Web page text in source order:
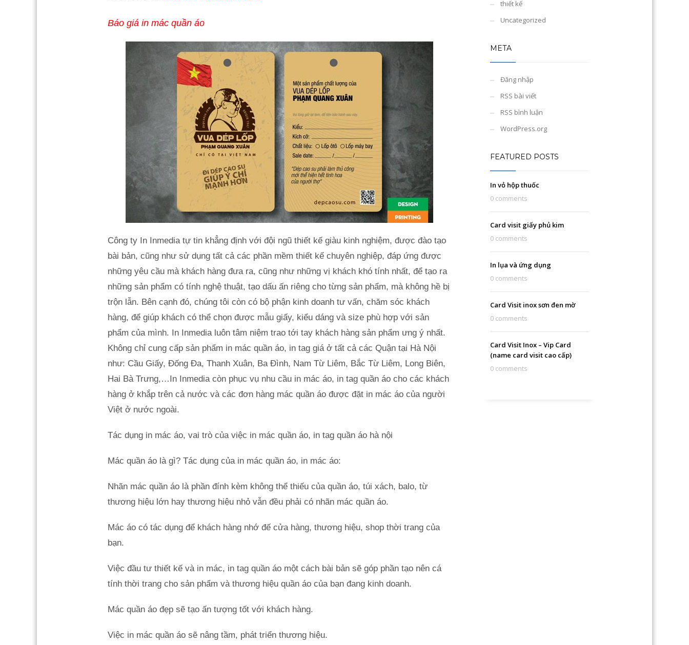
Báo giá in mác quần áo
Công ty In Inmedia tự tin khẳng định với đội ngũ thiết kế giàu kinh nghiệm, được đào tạo
bài bản, cũng như sử dụng tất cả các phần mềm thiết kế chuyên nghiệp, đáp ứng được
những yêu cầu mà khách hàng đưa ra, cũng như những vị khách khó tính nhất, để tạo ra
những sản phẩm có tính nghệ thuật, tạo dấu ấn riêng cho từng sản phẩm, mà không hề bị
trộn lẫn. Bên cạnh đó, chúng tôi còn có bộ phận kinh doanh tư vấn, chăm sóc khách
hàng, để giúp khách có thể chọn được mẫu giấy, kiểu dáng và size phù hợp với sản
phẩm của mình. In Inmedia luôn tâm niệm trao tới tay khách hàng sản phẩm ưng ý nhất.
Không chỉ cung cấp sản phẩm in mác quần áo, in tag giá ở tất cả các Quận tại Hà Nội
như: Cầu Giấy, Đống Đa, Thanh Xuân, Ba Đình, Nam Từ Liêm, Bắc Từ Liêm, Long Biên,
Hai Bà Trưng,…In Inmedia còn phục vụ nhu cầu in mác áo, in tag quần áo cho các khách
hàng ở khắp trên cả nước và các đơn hàng mác quần áo được đặt in mác áo của người
Việt ở nước ngoài.
Tác dụng in mác áo, vai trò của việc in mác quần áo, in tag quần áo hà nội
Mác quần áo là gì? Tác dụng của in mác quần áo, in mác áo:
Nhãn mác quần áo là phần đính kèm không thể thiếu của quần áo, túi xách, balo, từ
thương hiệu lớn hay thương hiệu nhỏ vẫn đều phải có nhãn mác quần áo.
Mác áo có tác dụng để khách hàng nhớ đế cửa hàng, thương hiệu, shop thời trang của
bạn.
Việc đầu tư thiết kế và in mác, in tag quần áo một cách bài bản sẽ góp phần tạo nên cá
tính thời trang cho sản phẩm và thương hiệu quần áo của bạn đang kinh doanh.
Mác quần áo đẹp sẽ tạo ấn tượng tốt với khách hàng.
Việc in mác quần áo sẽ nâng tầm, phát triển thương hiệu.
thiết kế
Uncategorized
META
Đăng nhập
RSS bài viết
RSS bình luận
WordPress.org
FEATURED POSTS
In vỏ hộp thuốc
0 comments
Card visit giấy phủ kim
0 comments
In lụa và ứng dụng
0 comments
Card Visit inox sơn đen mờ
0 comments
Card Visit Inox – Vip Card
(name card visit cao cấp)
0 comments